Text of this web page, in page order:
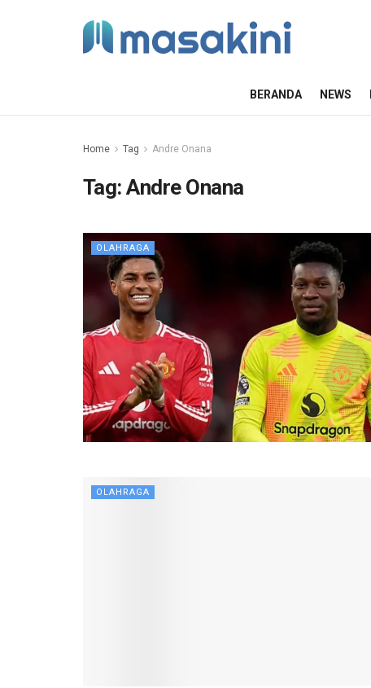
BERANDA NEWS
Home Tag Andre Onana
Tag:Andre Onana
OLAHRAGA
OLAHRAGA